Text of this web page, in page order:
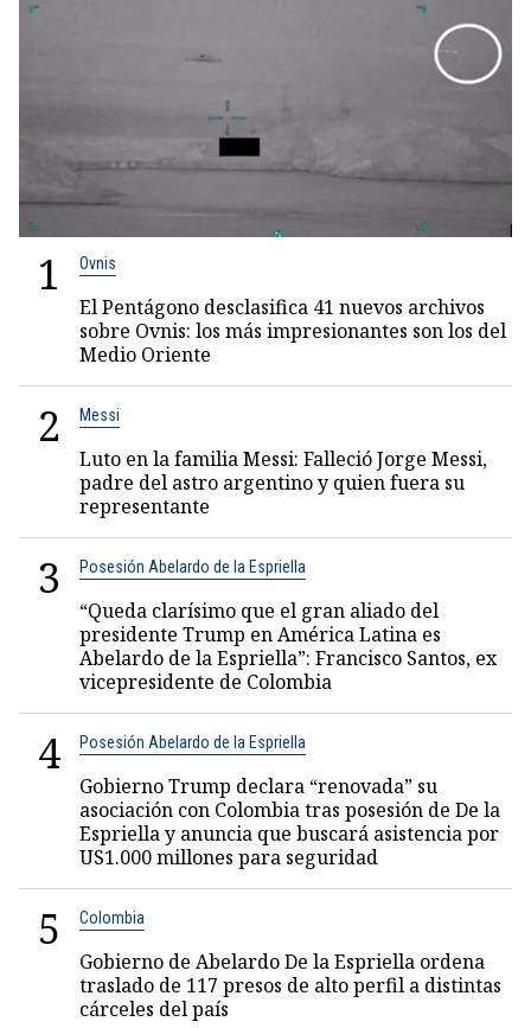
1 Ovnis
El Pentágono desclasifica 41 nuevos archivos
sobre Ovnis: los más impresionantes son los del
Medio Oriente
2 Messi
Luto en la familia Messi: Falleció Jorge Messi,
padre del astro argentino y quien fuera su
representante
3 Posesión Abelardo de la Espriella
“Queda clarísimo que el gran aliado del
presidente Trump en América Latina es
Abelardo de la Espriella”: Francisco Santos, ex
vicepresidente de Colombia
4 Posesión Abelardo de la Espriella
Gobierno Trump declara “renovada” su
asociación con Colombia tras posesión de De la
Espriella y anuncia que buscará asistencia por
US1.000 millones para seguridad
5 Colombia
Gobierno de Abelardo De la Espriella ordena
traslado de 117 presos de alto perfil a distintas
cárceles del país